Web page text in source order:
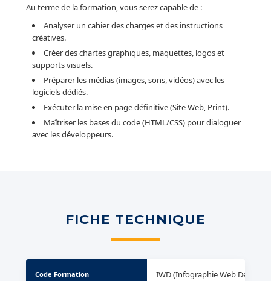
Au terme de la formation, vous serez capable de :
Analyser un cahier des charges et des instructions
créatives.
Créer des chartes graphiques, maquettes, logos et
supports visuels.
Préparer les médias (images, sons, vidéos) avec les
logiciels dédiés.
Exécuter la mise en page définitive (Site Web, Print).
Maîtriser les bases du code (HTML/CSS) pour dialoguer
avec les développeurs.
FICHE TECHNIQUE
Code Formation IWD (Infographie Web Design)